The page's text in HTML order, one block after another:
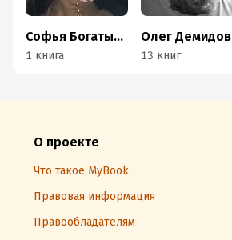
Софья Богатырева
1 книга
Олег Демидов
13 книг
О проекте
Что такое MyBook
Правовая информация
Правообладателям